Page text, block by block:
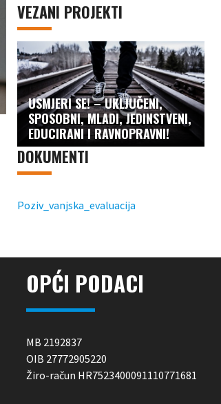
VEZANI PROJEKTI
USMJERI SE! – UKLJUČENI,
SPOSOBNI, MLADI, JEDINSTVENI,
EDUCIRANI I RAVNOPRAVNI!
DOKUMENTI
Poziv_vanjska_evaluacija
OPĆI PODACI
MB 2192837
OIB 27772905220
Žiro-račun HR7523400091110771681